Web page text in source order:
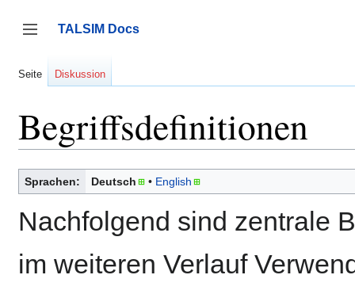
springen
Seitenleiste umschalten
TALSIM Docs
Seite Diskussion
Begriffsdefinitionen
Sprachen: Deutsch English
Nachfolgend sind zentrale
im weiteren Verlauf